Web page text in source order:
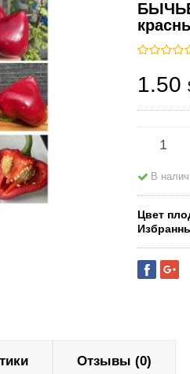
1.50
В
Цвет
Отзывы (0)